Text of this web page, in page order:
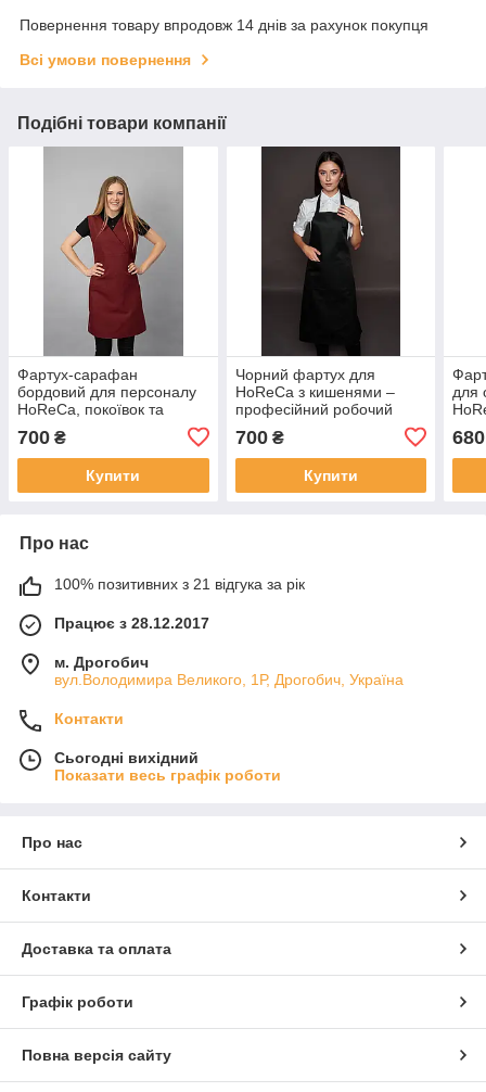
Повернення товару впродовж 14 днів за рахунок покупця
Всі умови повернення
Подібні товари компанії
Фартух-сарафан
бордовий для персоналу
HoReCa, покоївок та
фартух для клінінгу
700 ₴
Купити
Чорний фартух для
HoReCa з кишенями –
професійний робочий
бариста, кухаря,
персоналу кафе та
ресторану
700₴
Купити
для
680
Про нас
100% позитивних з 21 відгука за рік
Працює з 28.12.2017
м. Дрогобич
вул.Володимира Великого, 1Р, Дрогобич, Україна
Контакти
Сьогодні вихідний
Показати весь графік роботи
Про нас
Контакти
Доставка та оплата
Графік роботи
Повна версія сайту